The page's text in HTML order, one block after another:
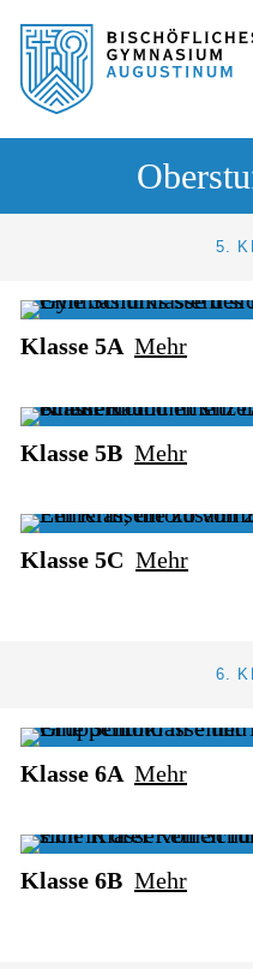
Sprung zum
Sprung zur Fusszeile
5.
Klasse 5A Mehr
Klasse 5B Mehr
Klasse 5C Mehr
6.
Klasse 6A Mehr
Klasse 6B Mehr